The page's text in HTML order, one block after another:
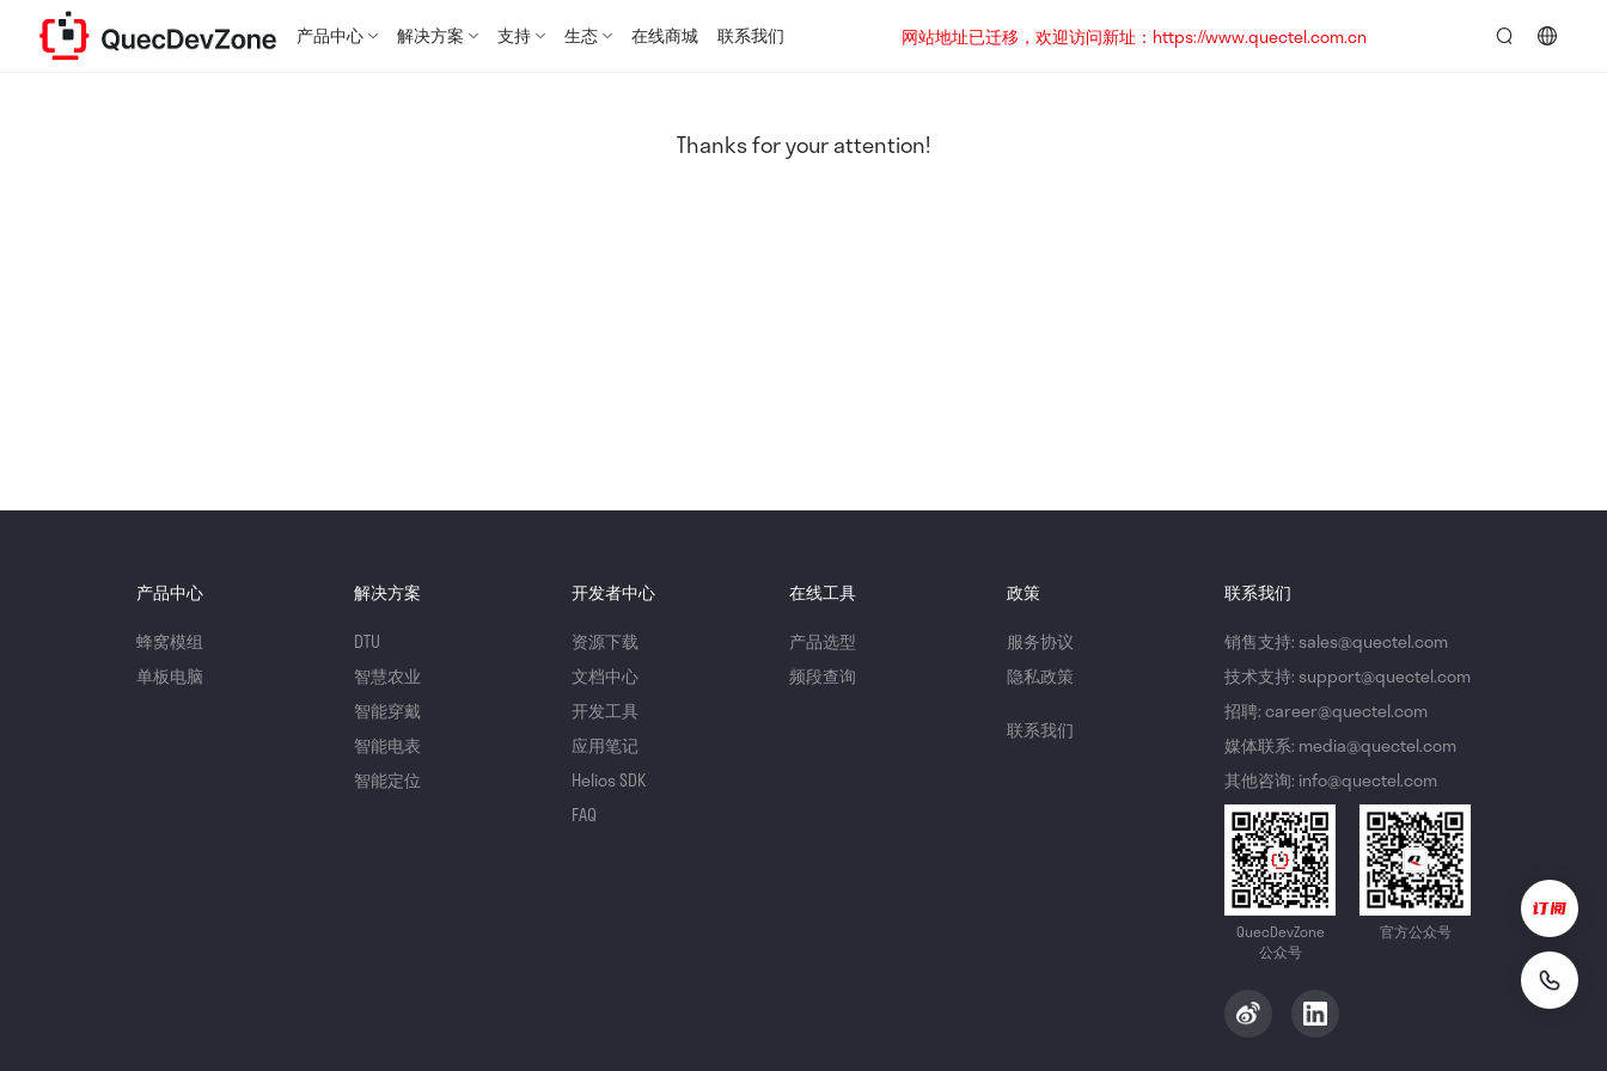
产品中心 解决方案 支持 生态 在线商城 联系我们
网站地址已迁移，欢迎访问新址：https://www.quectel.com.cn
Thanks for your attention!
产品中心
蜂窝模组
单板电脑
解决方案
DTU
智慧农业
智能穿戴
智能电表
智能定位
开发者中心
资源下载
文档中心
开发工具
应用笔记
Helios SDK
FAQ
在线工具
产品选型
频段查询
政策
服务协议
隐私政策
联系我们
联系我们
销售支持: sales@quectel.com
技术支持: support@quectel.com
招聘: career@quectel.com
媒体联系: media@quectel.com
其他咨询: info@quectel.com
QuecDevZone
公众号
官方公众号